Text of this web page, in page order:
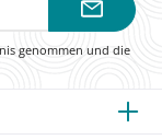
genommen und die